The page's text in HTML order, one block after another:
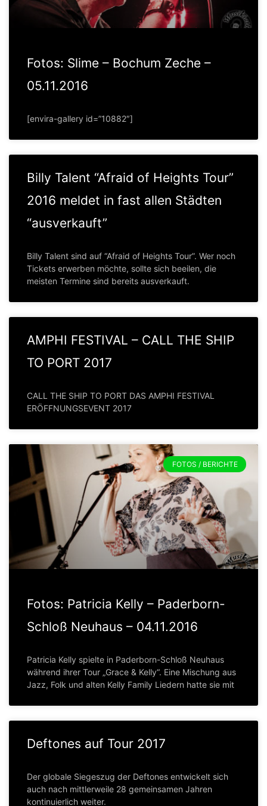
Fotos: Slime – Bochum Zeche –
05.11.2016
[envira-gallery id=”10882″]
Billy Talent “Afraid of Heights Tour”
2016 meldet in fast allen Städten
“ausverkauft”
Billy Talent sind auf “Afraid of Heights Tour”. Wer noch
Tickets erwerben möchte, sollte sich beeilen, die
meisten Termine sind bereits ausverkauft.
AMPHI FESTIVAL – CALL THE SHIP
TO PORT 2017
CALL THE SHIP TO PORT DAS AMPHI FESTIVAL
ERÖFFNUNGSEVENT 2017
FOTOS / BERICHTE
Fotos: Patricia Kelly – Paderborn-
Schloß Neuhaus – 04.11.2016
Patricia Kelly spielte in Paderborn-Schloß Neuhaus
während ihrer Tour „Grace & Kelly“. Eine Mischung aus
Jazz, Folk und alten Kelly Family Liedern hatte sie mit
Deftones auf Tour 2017
Der globale Siegeszug der Deftones entwickelt sich
auch nach mittlerweile 28 gemeinsamen Jahren
kontinuierlich weiter.